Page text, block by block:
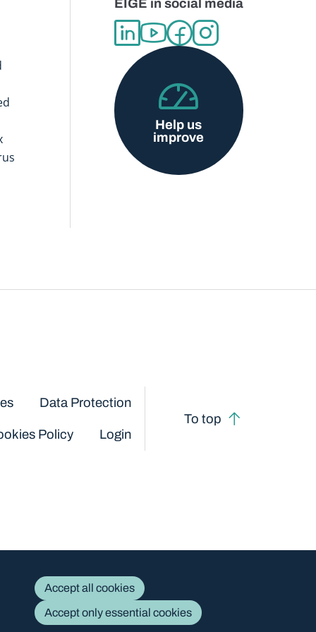
Accept all cookies
Accept only essential cookies
EIGE in social media
Help us
improve
Data Protection
Policy Login
To top